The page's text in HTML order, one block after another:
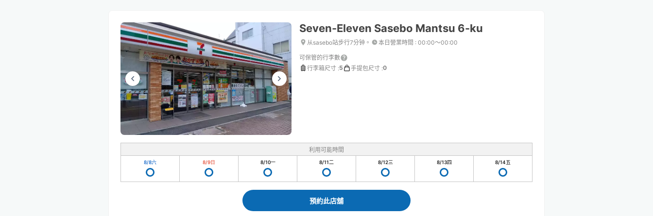
Seven-Eleven Sasebo Mantsu 6-ku
从sasebo站步行7分钟。 本日營業時間 : 00:00〜00:00
可保管的行李數
行李箱尺寸 :5 手提包尺寸 :0
利用可能時間
8/8六 8/9日 8/10一 8/11二 8/12三 8/13四 8/14五
預約此店舖